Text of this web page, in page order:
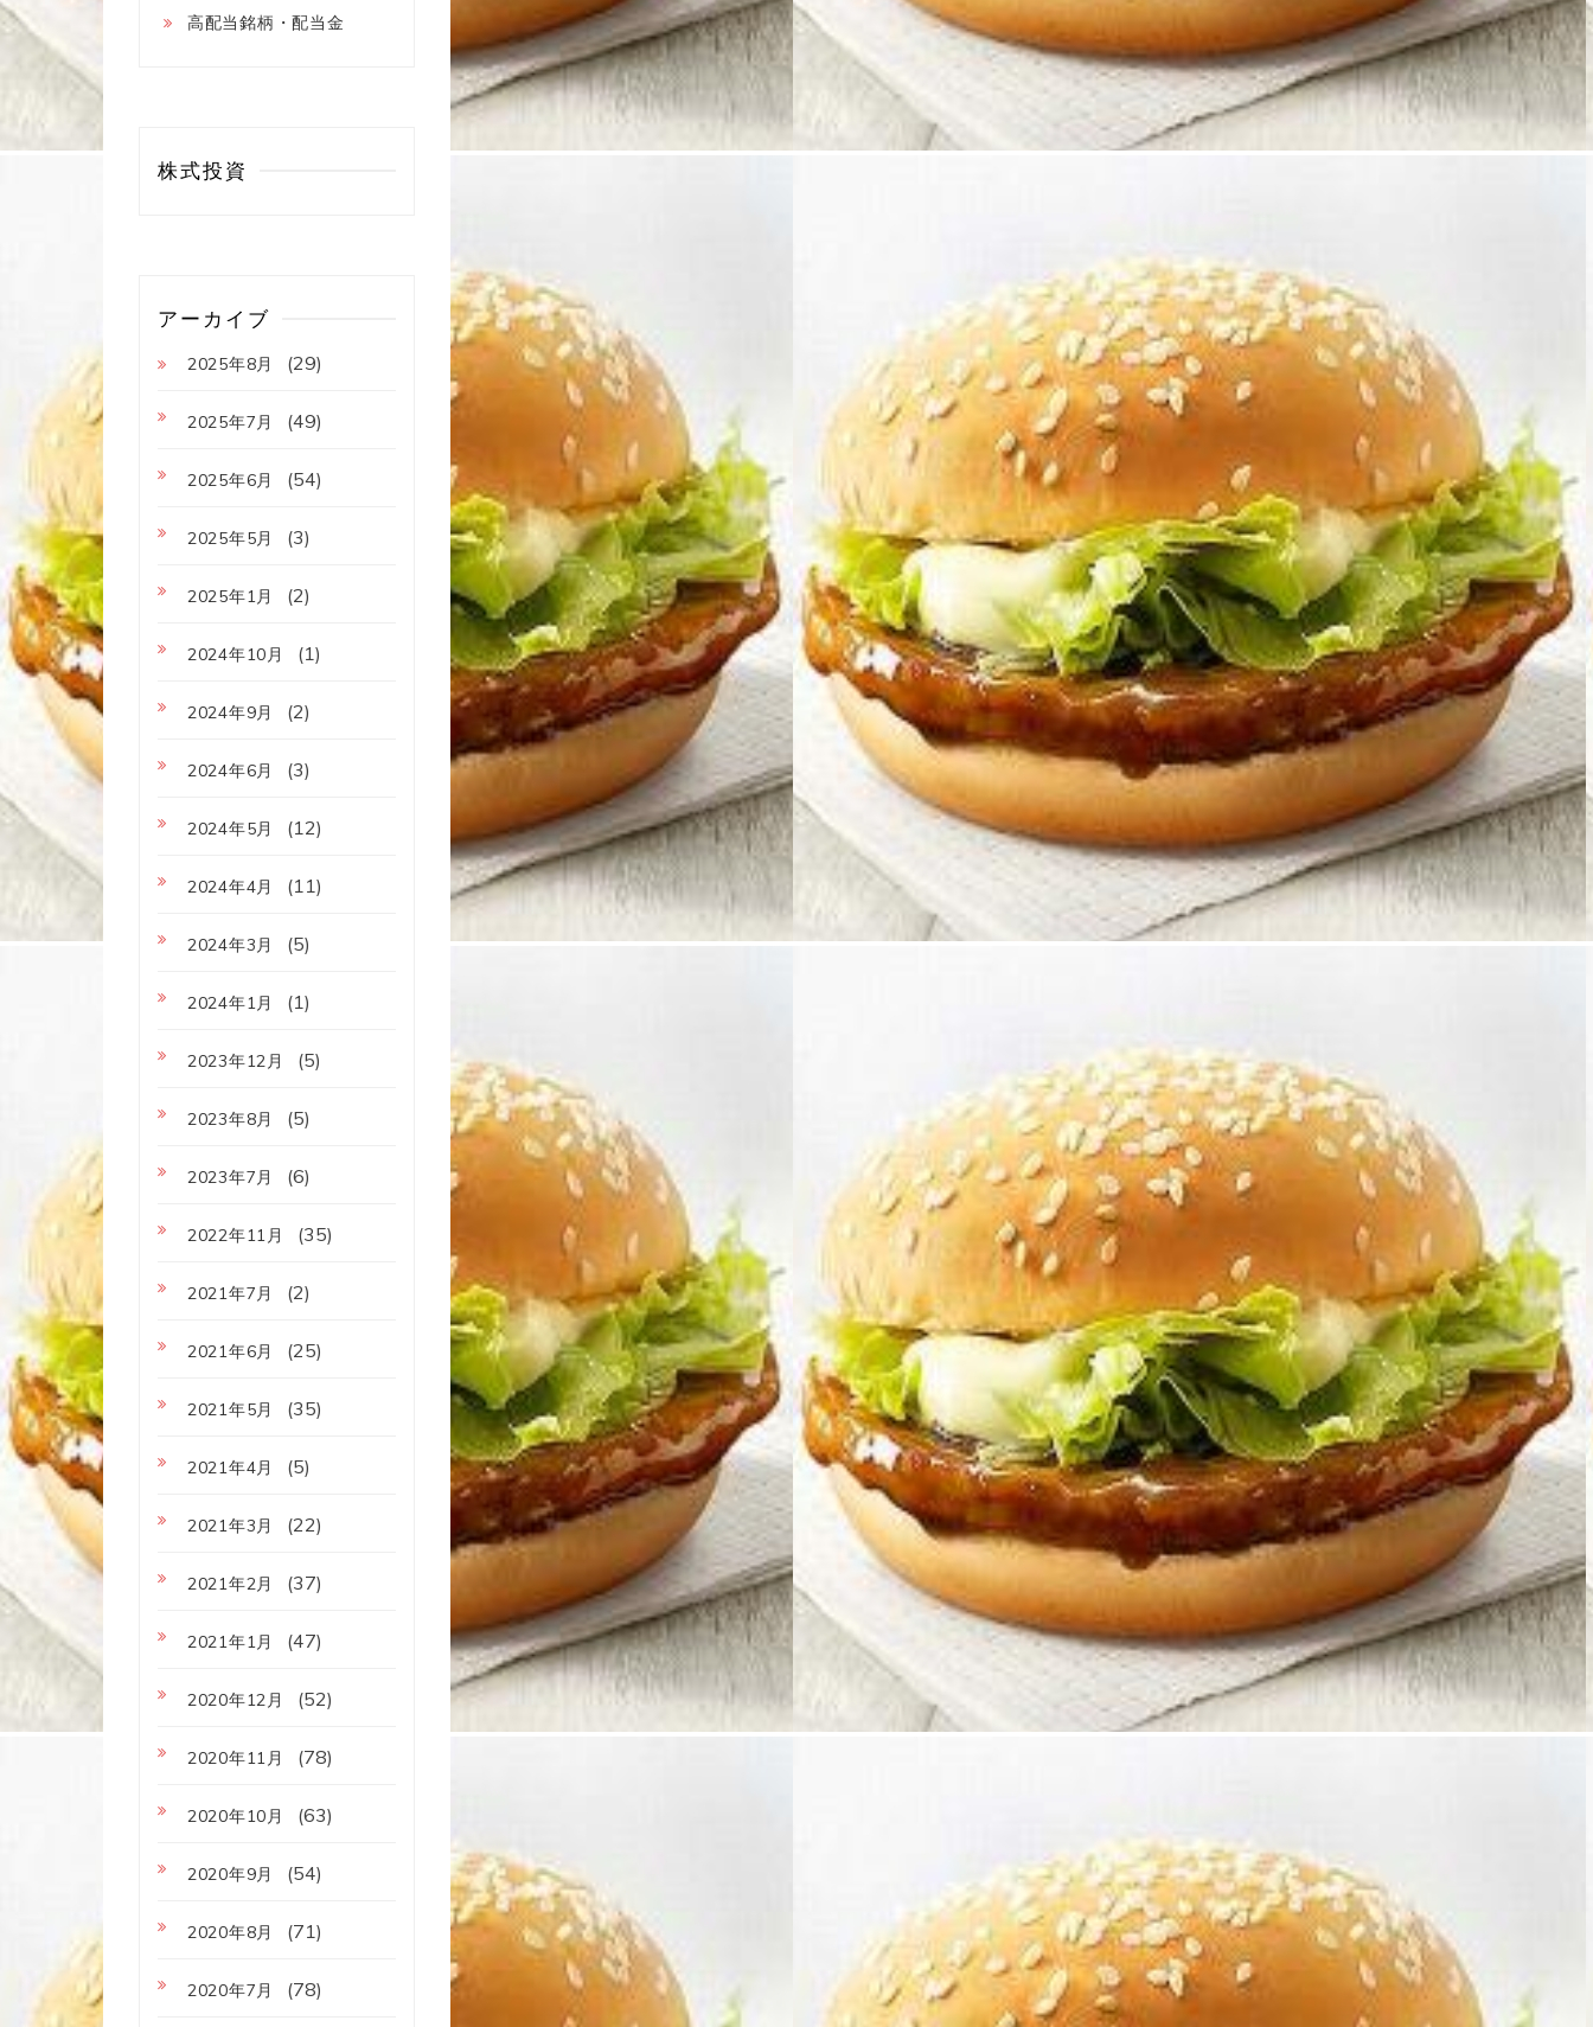
業
務
提
携
意
へ
高配当銘柄・配当金
株式投資
アーカイブ
2025年8月 (29)
2025年7月 (49)
2025年6月 (54)
2025年5月 (3)
2025年1月 (2)
2024年10月 (1)
2024年9月 (2)
2024年6月 (3)
2024年5月 (12)
2024年4月 (11)
2024年3月 (5)
2024年1月 (1)
2023年12月 (5)
2023年8月 (5)
2023年7月 (6)
2022年11月 (35)
2021年7月 (2)
2021年6月 (25)
2021年5月 (35)
2021年4月 (5)
2021年3月 (22)
2021年2月 (37)
2021年1月 (47)
2020年12月 (52)
2020年11月 (78)
2020年10月 (63)
2020年9月 (54)
2020年8月 (71)
2020年7月 (78)